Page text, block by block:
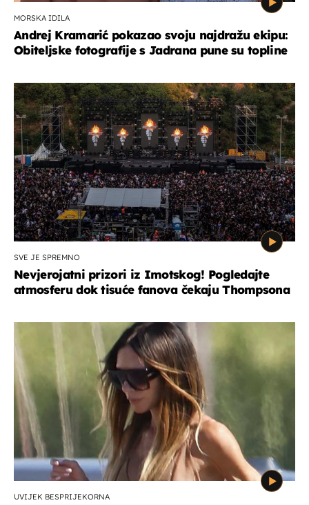
MORSKA IDILA
Andrej Kramarić pokazao svoju najdražu ekipu:
Obiteljske fotografije s Jadrana pune su topline
SVE JE SPREMNO
Nevjerojatni prizori iz Imotskog! Pogledajte
atmosferu dok tisuće fanova čekaju Thompsona
UVIJEK BESPRIJEKORNA